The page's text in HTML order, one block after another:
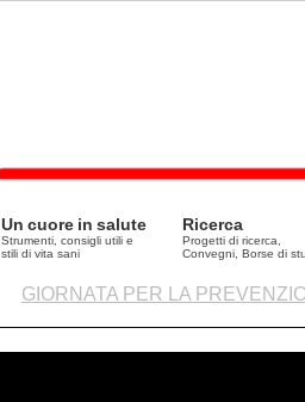
Un cuore in salute
Strumenti, consigli utili e
stili di vita sani
Ricerca
Progetti di ricerca,
Convegni, Borse di
GIORNATA PER LA